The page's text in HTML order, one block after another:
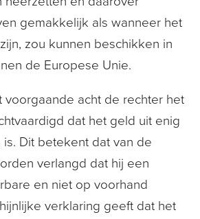
gemakkelijk als wanneer het
zou kunnen beschikken in
de Europese Unie.
voorgaande acht de rechter het
dat het geld uit enig
Dit betekent dat van de
verlangd dat hij een
en niet op voorhand
verklaring geeft dat het